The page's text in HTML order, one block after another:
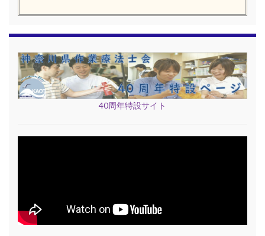
40周年特設サイト